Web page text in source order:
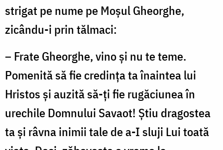
strigat pe nume pe Moşul Gheorghe,
zicându-i prin tălmaci:
– Frate Gheorghe, vino şi nu te teme.
Pomenită să fie credinţa ta înaintea lui
Hristos şi auzită să-ţi fie rugăciunea în
urechile Domnului Savaot! Ştiu dragostea
ta şi râvna inimii tale de a-I sluji Lui toată